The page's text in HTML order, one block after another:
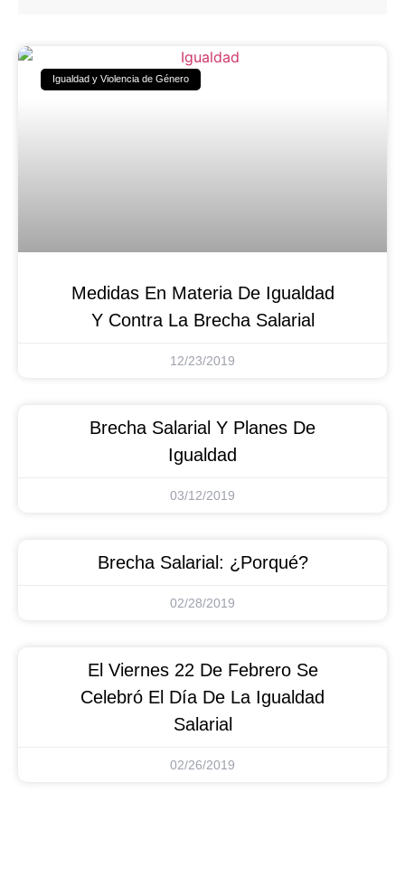
Igualdad y Violencia de Género
Medidas En Materia De Igualdad
Y Contra La Brecha Salarial
12/23/2019
Brecha Salarial Y Planes De
Igualdad
03/12/2019
Brecha Salarial: ¿Porqué?
02/28/2019
El Viernes 22 De Febrero Se
Celebró El Día De La Igualdad
Salarial
02/26/2019